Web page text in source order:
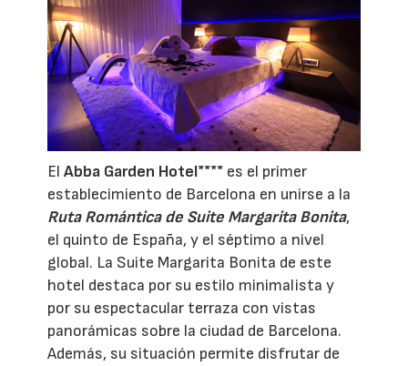
El Abba Garden Hotel**** es el primer
establecimiento de Barcelona en unirse a la
Ruta Romántica de Suite Margarita Bonita,
el quinto de España, y el séptimo a nivel
global. La Suite Margarita Bonita de este
hotel destaca por su estilo minimalista y
por su espectacular terraza con vistas
panorámicas sobre la ciudad de Barcelona.
Además, su situación permite disfrutar de